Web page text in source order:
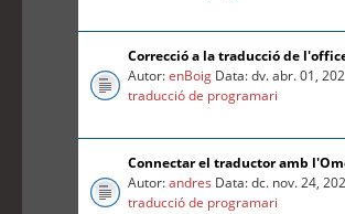
Correcció a la traducció de
Autor:enBoig Data: dv. abr. 01,
traducció de programari
Connectar el traductor amb
Autor:andres Data: dc. nov. 24,
traducció de programari